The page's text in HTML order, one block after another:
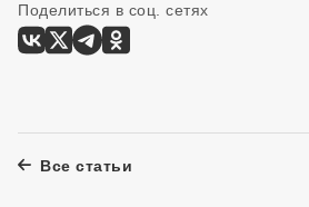
Поделиться в соц. сетях
Все статьи